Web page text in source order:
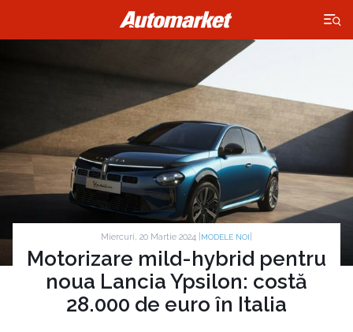
×
Miercuri, 20 Martie 2024 | MODELE NOI
Motorizare mild-hybrid pentru
noua Lancia Ypsilon: costă
28.000 de euro în Italia